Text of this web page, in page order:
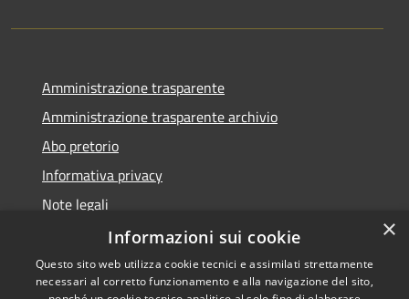
Amministrazione trasparente
Amministrazione trasparente archivio
Abo pretorio
Informativa privacy
Note legali
Dichiarazione di accessibilità
×
Informazioni sui cookie
Questo sito web utilizza cookie tecnici e assimilati strettamente
necessari al corretto funzionamento e alla navigazione del sito,